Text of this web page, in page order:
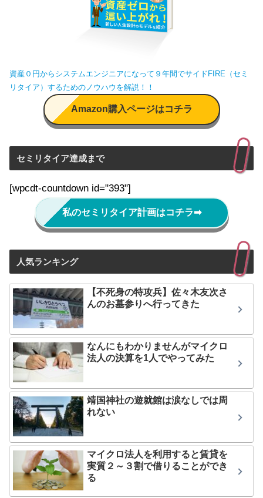
資産０円からシステムエンジニアになって９年間でサイドFIRE（セミ
リタイア）するためのノウハウを解説！！
Amazon購入ページはコチラ
セミリタイア達成まで
[wpcdt-countdown id="393"]
私のセミリタイア計画はコチラ➡
人気ランキング
【不死身の特攻兵】佐々木友次さ
んのお墓参りへ行ってきた
なんにもわかりませんがマイクロ
法人の決算を1人でやってみた
靖国神社の遊就館は涙なしでは周
れない
マイクロ法人を利用すると賃貸を
実質２～３割で借りることができ
る